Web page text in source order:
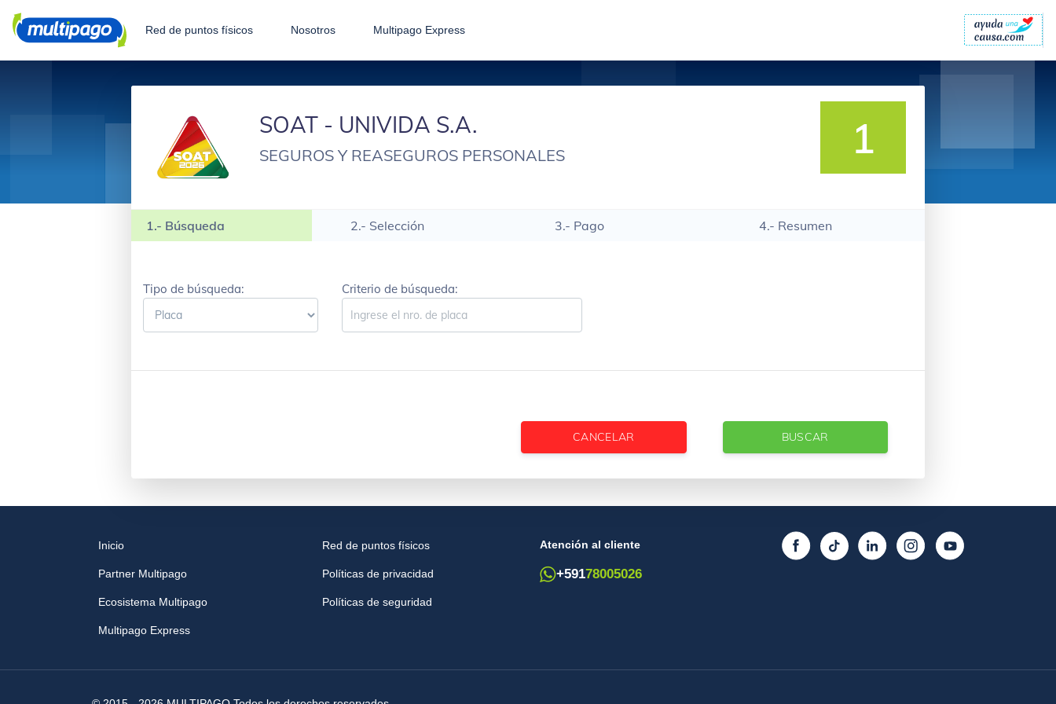
Red de puntos físicos Nosotros Multipago Express
SOAT - UNIVIDA S.A.
SEGUROS Y REASEGUROS PERSONALES 1
1.- Búsqueda 2.- Selección 3.- Pago 4.- Resumen
Tipo de búsqueda: Criterio de búsqueda:
CANCELAR BUSCAR
Inicio
Partner Multipago
Ecosistema Multipago
Multipago Express
Red de puntos físicos
Políticas de privacidad
Políticas de seguridad
Atención al cliente
+59178005026